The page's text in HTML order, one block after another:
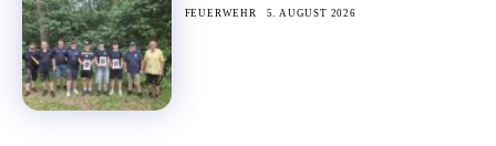
FEUERWEHR 5. AUGUST 2026